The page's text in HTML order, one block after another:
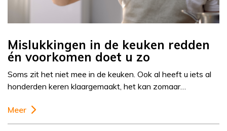
Mislukkingen in de keuken redden
én voorkomen doet u zo
Soms zit het niet mee in de keuken. Ook al heeft u iets al
honderden keren klaargemaakt, het kan zomaar…
Meer